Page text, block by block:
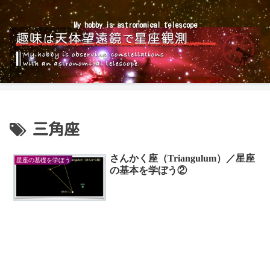
My hobby is astronomical telescope
三角座
星座の基礎を学ぼう
さんかく座（Triangulum）／星座
の基本を学ぼう②